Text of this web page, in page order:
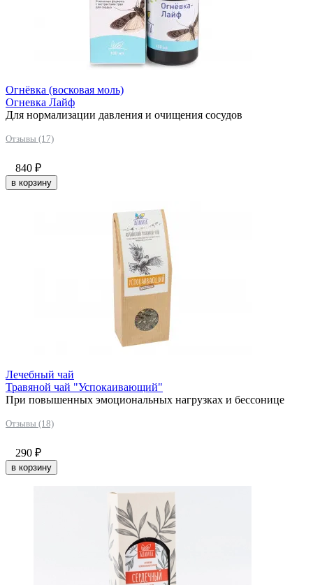
Огнёвка (восковая моль)
Огневка Лайф
Для нормализации давления и очищения сосудов
Отзывы (17)
840 ₽
в корзину
Лечебный чай
Травяной чай "Успокаивающий"
При повышенных эмоциональных нагрузках и бессонице
Отзывы (18)
290 ₽
в корзину